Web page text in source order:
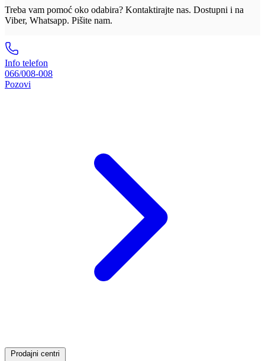
Treba vam pomoć oko odabira? Kontaktirajte nas. Dostupni i na
Viber, Whatsapp. Pišite nam.
Info telefon
066/008-008
Pozovi
Prodajni centri